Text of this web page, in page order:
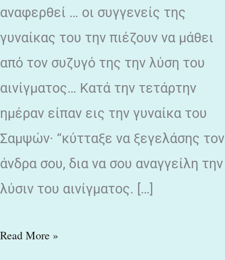
αναφερθεί … οι συγγενείς της
γυναίκας του την πιέζουν να μάθει
από τον συζυγό της την λύση του
αινίγματος… Κατά την τετάρτην
ημέραν είπαν εις την γυναίκα του
Σαμψών· “κύτταξε να ξεγελάσης τον
άνδρα σου, δια να σου αναγγείλη την
λύσιν του αινίγματος. […]
Read More »